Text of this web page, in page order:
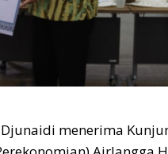
menerima